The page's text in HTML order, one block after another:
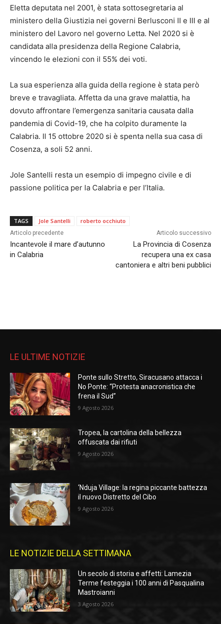
Eletta deputata nel 2001, è stata sottosegretaria al
ministero della Giustizia nei governi Berlusconi II e III e al
ministero del Lavoro nel governo Letta. Nel 2020 si è
candidata alla presidenza della Regione Calabria,
vincendo le elezioni con il 55% dei voti.
La sua esperienza alla guida della regione è stata però
breve e travagliata. Affetta da una grave malattia, ha
dovuto affrontare l’emergenza sanitaria causata dalla
pandemia di Covid-19, che ha colpito duramente la
Calabria. Il 15 ottobre 2020 si è spenta nella sua casa di
Cosenza, a soli 52 anni.
Jole Santelli resta un esempio di impegno civile e di
passione politica per la Calabria e per l’Italia.
TAGS Jole Santelli roberto occhiuto
Articolo precedente
Incantevole il mare d’autunno
in Calabria
Articolo successivo
La Provincia di Cosenza
recupera una ex casa
cantoniera e altri beni pubblici
LE ULTIME NOTIZIE
Ponte sullo Stretto, Siracusano attacca i
No Ponte: “Protesta anacronistica che
frena il Sud”
9 Agosto 2026
Tropea, la cartolina della bellezza
offuscata dai rifiuti
9 Agosto 2026
‘Nduja Village: la regina piccante battezza
il nuovo Distretto del Cibo
9 Agosto 2026
LE NOTIZIE DELLA SETTIMANA
Un secolo di storia e affetti: Lamezia
Terme festeggia i 100 anni di Pasqualina
Mastroianni
3 Agosto 2026